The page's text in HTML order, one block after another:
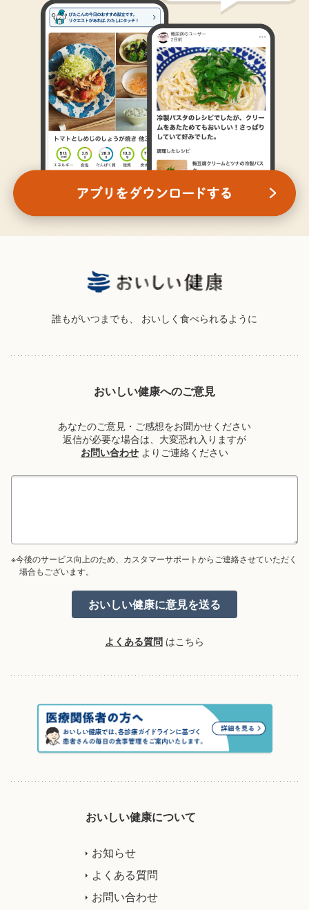
誰もがいつまでも、 おいしく食べられるように
おいしい健康へのご意見
あなたのご意見・ご感想をお聞かせください
返信が必要な場合は、大変恐れ入りますが
お問い合わせ よりご連絡ください
※今後のサービス向上のため、カスタマーサポートからご連絡させていただく
場合もございます。
よくある質問 はこちら
おいしい健康について
お知らせ
よくある質問
お問い合わせ